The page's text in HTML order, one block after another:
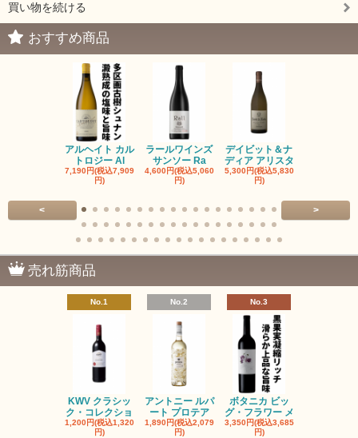
買い物を続ける
おすすめ商品
アルヘイト カル
トロジー Al
7,190円(税込7,909
円)
ラールワインズ
サンソー Ra
4,600円(税込5,060
円)
デイビット＆ナ
ディア アリスタ
5,300円(税込5,830
円)
< >
売れ筋商品
No.1
KWV クラシッ
ク・コレクショ
1,200円(税込1,320
円)
No.2
アントニー ルパ
ート プロテア
1,890円(税込2,079
円)
No.3
ボタニカ ビッ
グ・フラワー メ
3,350円(税込3,685
円)